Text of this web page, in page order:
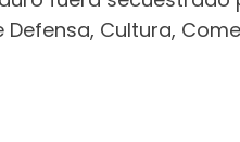
Cultura,